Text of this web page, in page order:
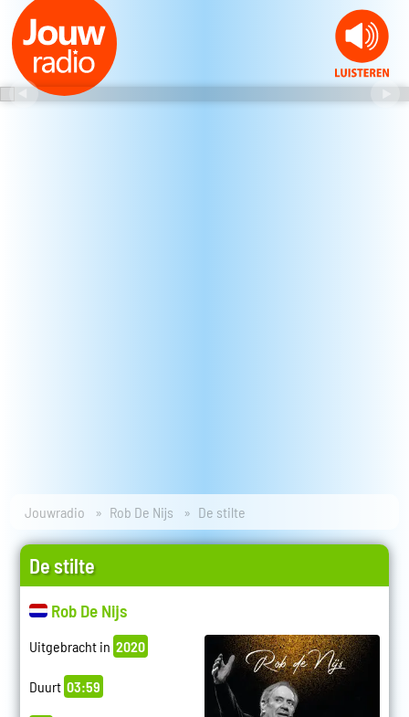
Jouwradio Rob De Nijs De stilte
De stilte
Rob De Nijs
Uitgebracht in 2020
Duurt 03:59